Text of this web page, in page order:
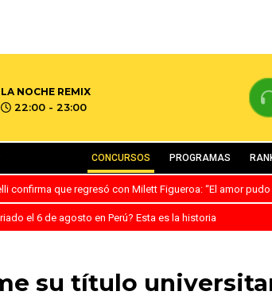
LA NOCHE REMIX
22:00 - 23:00
CONCURSOS PROGRAMAS
confirma que regresó con Milett Figueroa: “El amor pudo
el 6 de agosto en Perú? Esta es la historia
su título